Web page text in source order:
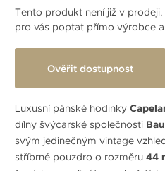
Tento produkt není již v
pro vás poptat přímo výrobce
Ověřit dostupnost
Luxusní pánské hodinky
dílny švýcarské společnosti
svým jedinečným vintage
stříbrné pouzdro o rozměru 44